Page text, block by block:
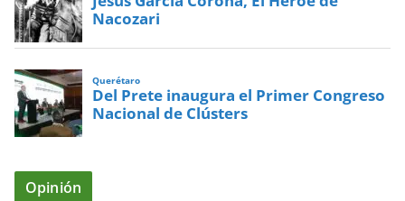
Nacozari
Querétaro
Del Prete inaugura el Primer Congreso
Nacional de Clústers
Opinión